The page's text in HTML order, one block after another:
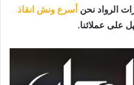
الرواد نحن أسرع ونش انقاذ
على عملائنا.